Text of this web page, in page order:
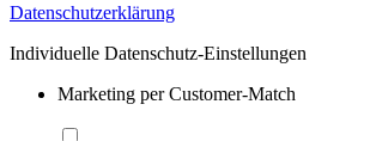
Datenschutzerklärung
Individuelle Datenschutz-Einstellungen
Marketing per Customer-Match